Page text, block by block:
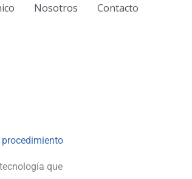
Nosotros Contacto
que